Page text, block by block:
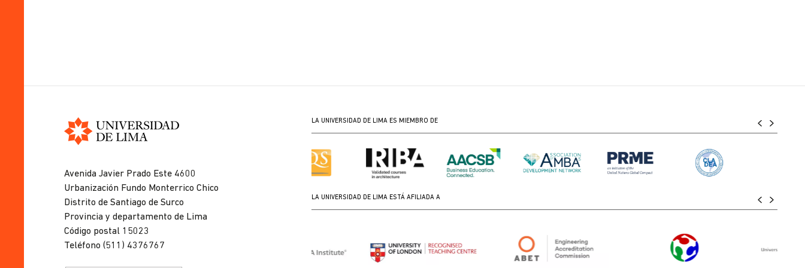
Avenida Javier Prado Este 4600
Urbanización Fundo Monterrico Chico
Distrito de Santiago de Surco
Provincia y departamento de Lima
Código postal 15023
Teléfono (511) 4376767
LA UNIVERSIDAD DE LIMA ES MIEMBRO DE
LA UNIVERSIDAD DE LIMA ESTÁ AFILIADA A